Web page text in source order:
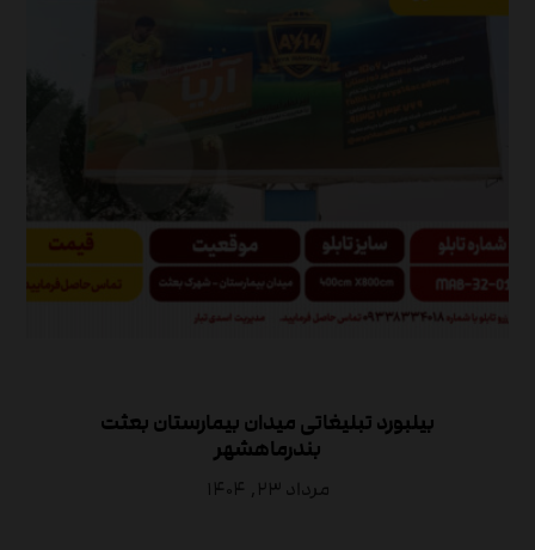
بیلبورد تبلیغاتی میدان بیمارستان بعثت
بندرماهشهر
مرداد ۲۳, ۱۴۰۴